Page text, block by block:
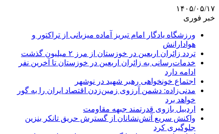
۱۴۰۵/۰۵/۱۷
خبر فوری
ورزشگاه یادگار امام تبریز آماده میزبانی از تراکتور و
هوادارانش
تردد زائران اربعین در خوزستان از مرز ۲ میلیون گذشت
خدمات‌رسانی به زائران اربعین در خوزستان تا آخرین نفر
ادامه دارد
اجتماع خونخواهی رهبر شهید در نوشهر
مدنی‌زاده: دشمن آرزوی زمین‌زدن اقتصاد ایران را به گور
خواهد برد
اردبیل بازوی قدرتمند جبهه مقاومت
واکنش سریع آتش‌نشانان از گسترش حریق تانکر بنزین
جلوگیری کرد